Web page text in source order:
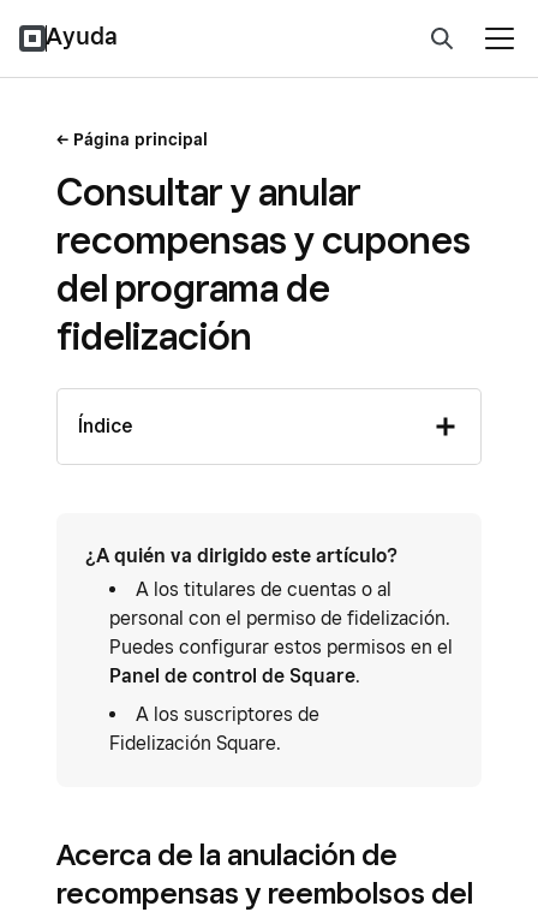
Ayuda
Página principal
Consultar y anular
recompensas y cupones
del programa de
fidelización
Índice
¿A quién va dirigido este artículo?
A los titulares de cuentas o al
personal con el permiso de fidelización.
Puedes configurar estos permisos en el
Panel de control de Square.
A los suscriptores de
Fidelización Square.
Acerca de la anulación de
recompensas y reembolsos del